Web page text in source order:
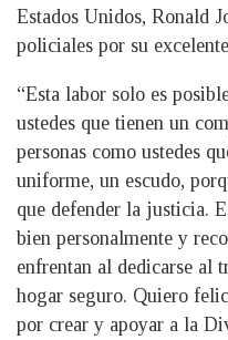
Estados Unidos, Ronald
policiales por su
“Esta labor solo es
ustedes que tienen un
personas como ustedes
uniforme, un escudo,
que defender la justicia.
bien personalmente y
enfrentan al dedicarse al
hogar seguro. Quiero
por crear y apoyar a la